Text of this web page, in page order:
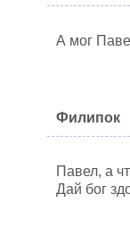
А мог
Филипок
Павел, а
Дай бог